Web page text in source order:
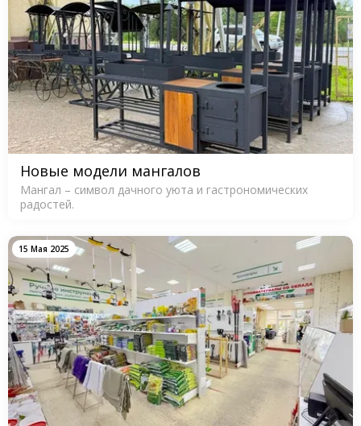
Новые модели мангалов
Мангал – символ дачного уюта и гастрономических
радостей.
15 Мая 2025